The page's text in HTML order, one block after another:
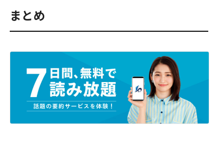
まとめ